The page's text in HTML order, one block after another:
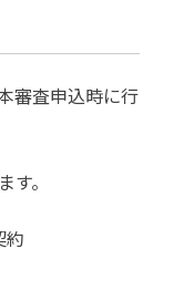
審査申込時に行
。
約